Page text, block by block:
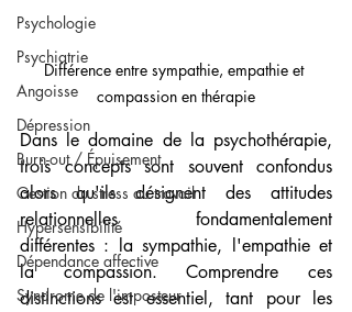
Psychologie
Psychiatrie
Angoisse
Dépression
Burn-out / Épuisement
Gestion du stress au travail
Hypersensibilité
Dépendance affective
Syndrome de l'imposteur
Différence entre sympathie, empathie et
compassion en thérapie
Dans le domaine de la psychothérapie,
trois concepts sont souvent confondus
alors qu'ils désignent des attitudes
relationnelles fondamentalement
différentes : la sympathie, l'empathie et
la compassion. Comprendre ces
distinctions est essentiel, tant pour les